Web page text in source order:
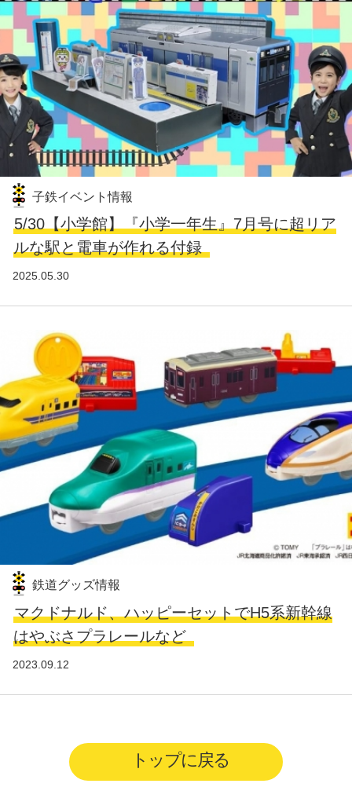
子鉄イベント情報
5/30【小学館】『小学一年生』7月号に超リア
ルな駅と電車が作れる付録
2025.05.30
鉄道グッズ情報
マクドナルド、ハッピーセットでH5系新幹線
はやぶさプラレールなど
2023.09.12
トップに戻る